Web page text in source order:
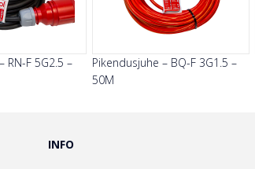
RN-F 5G2.5 –
Pikendusjuhe – BQ-F 3G1.5 –
50M
INFO